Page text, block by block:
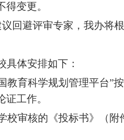
变更。
回避评审专家，我办将
具体安排如下：
教育科学规划管理平台”
工作。
校审核的《投标书》（附